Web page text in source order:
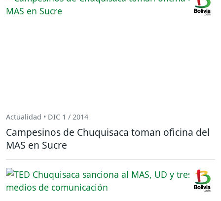
Actualidad • DIC 1 / 2014
Campesinos de Chuquisaca toman oficina del
MAS en Sucre